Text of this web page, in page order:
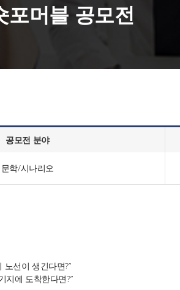
포머블 공모전
공모전 분야
문학/시나리오
선이 생긴다면?”
에 도착한다면?”